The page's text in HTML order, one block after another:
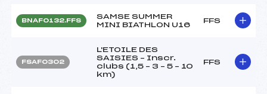
BNAF0132.FFS
SAMSE SUMMER
MINI BIATHLON U16
FFS
FSAF0302
L'ETOILE DES
SAISIES – Inscr.
clubs (1,5 – 3 – 5 – 10
km)
FFS